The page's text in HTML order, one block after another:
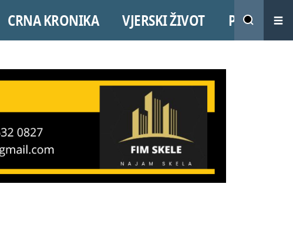
CRNA KRONIKA VJERSKI ŽIVOT PROMO